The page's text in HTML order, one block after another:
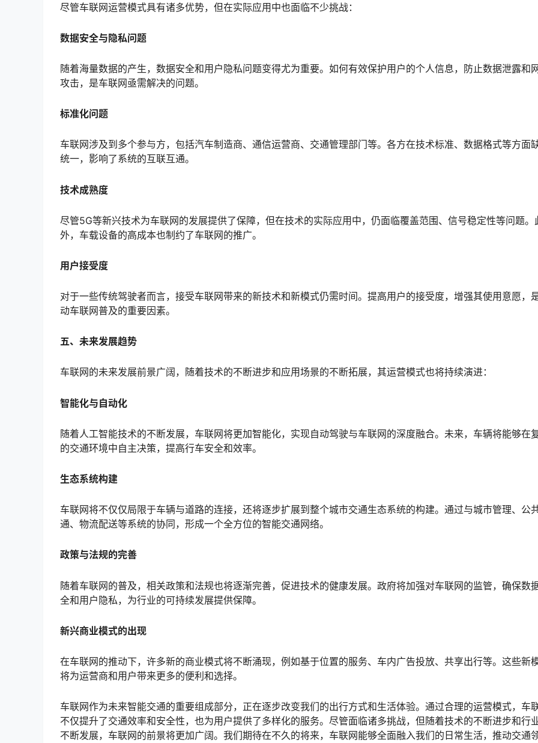
尽管车联网运营模式具有诸多优势，但在实际应用中也面临不少挑战：
数据安全与隐私问题
随着海量数据的产生，数据安全和用户隐私问题变得尤为重要。如何有效保护用户的个人信息，防止数据泄露和
攻击，是车联网亟需解决的问题。
标准化问题
车联网涉及到多个参与方，包括汽车制造商、通信运营商、交通管理部门等。各方在技术标准、数据格式等方面
统一，影响了系统的互联互通。
技术成熟度
尽管5G等新兴技术为车联网的发展提供了保障，但在技术的实际应用中，仍面临覆盖范围、信号稳定性等问题。
外，车载设备的高成本也制约了车联网的推广。
用户接受度
对于一些传统驾驶者而言，接受车联网带来的新技术和新模式仍需时间。提高用户的接受度，增强其使用意愿，
动车联网普及的重要因素。
五、未来发展趋势
车联网的未来发展前景广阔，随着技术的不断进步和应用场景的不断拓展，其运营模式也将持续演进：
智能化与自动化
随着人工智能技术的不断发展，车联网将更加智能化，实现自动驾驶与车联网的深度融合。未来，车辆将能够在
的交通环境中自主决策，提高行车安全和效率。
生态系统构建
车联网将不仅仅局限于车辆与道路的连接，还将逐步扩展到整个城市交通生态系统的构建。通过与城市管理、公
通、物流配送等系统的协同，形成一个全方位的智能交通网络。
政策与法规的完善
随着车联网的普及，相关政策和法规也将逐渐完善，促进技术的健康发展。政府将加强对车联网的监管，确保数
全和用户隐私，为行业的可持续发展提供保障。
新兴商业模式的出现
在车联网的推动下，许多新的商业模式将不断涌现，例如基于位置的服务、车内广告投放、共享出行等。这些新
将为运营商和用户带来更多的便利和选择。
车联网作为未来智能交通的重要组成部分，正在逐步改变我们的出行方式和生活体验。通过合理的运营模式，车
不仅提升了交通效率和安全性，也为用户提供了多样化的服务。尽管面临诸多挑战，但随着技术的不断进步和行
不断发展，车联网的前景将更加广阔。我们期待在不久的将来，车联网能够全面融入我们的日常生活，推动交通